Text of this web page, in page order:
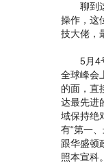
聊到这
操作，这
技大佬，
5月4号
全球峰会
的面，直
达最先进
域保持绝
有“第一
跟华盛顿
照本宣科。